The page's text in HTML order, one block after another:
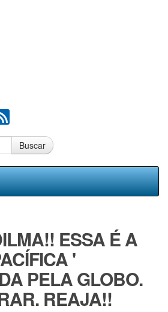
Buscar
ESSA É A
'
PELA GLOBO.
REAJA!!